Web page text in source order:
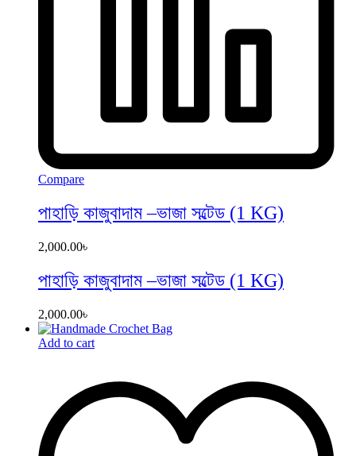
Compare
পাহাড়ি কাজুবাদাম –ভাজা সল্টেড (1 KG)
2,000.00৳
পাহাড়ি কাজুবাদাম –ভাজা সল্টেড (1 KG)
2,000.00৳
Add to cart